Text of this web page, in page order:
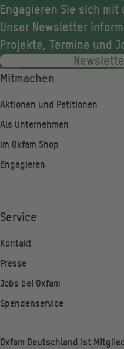
Engagieren Sie sich
Unser Newsletter
Projekte, Termine und
Fußzeile
Mitmachen
Aktionen und Petitionen
Als Unternehmen
Im Oxfam Shop
Engagieren
Service
Kontakt
Presse
Jobs bei Oxfam
Spendenservice
Oxfam Deutschland ist